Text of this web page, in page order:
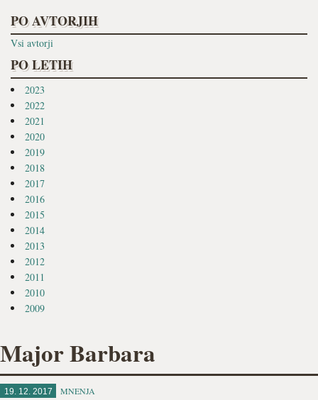
PO AVTORJIH
Vsi avtorji
PO LETIH
2023
2022
2021
2020
2019
2018
2017
2016
2015
2014
2013
2012
2011
2010
2009
Major Barbara
19. 12. 2017 MNENJA